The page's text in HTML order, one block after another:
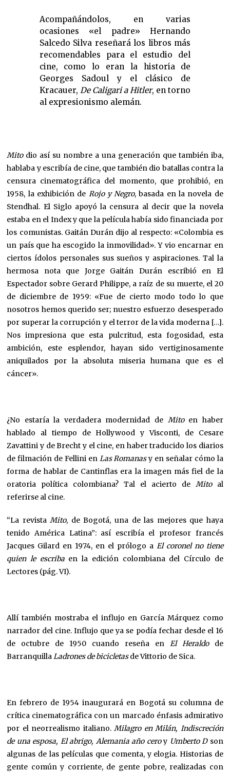
Acompañándolos, en varias
ocasiones «el padre» Hernando
Salcedo Silva reseñará los libros más
recomendables para el estudio del
cine, como lo eran la historia de
Georges Sadoul y el clásico de
Kracauer, De Caligari a Hitler, en torno
al expresionismo alemán.
Mitodio así su nombre a una generación que también iba,
hablaba y escribía de cine, que también dio batallas contra la
censura cinematográfica del momento, que prohibió, en
1958, la exhibición de Rojo y Negro, basada en la novela de
Stendhal. El Siglo apoyó la censura al decir que la novela
estaba en el Index y que la película había sido financiada por
los comunistas. Gaitán Durán dijo al respecto: «Colombia es
un país que ha escogido la inmovilidad». Y vio encarnar en
ciertos ídolos personales sus sueños y aspiraciones. Tal la
hermosa nota que Jorge Gaitán Durán escribió en El
Espectador sobre Gerard Philippe, a raíz de su muerte, el 20
de diciembre de 1959: «Fue de cierto modo todo lo que
nosotros hemos querido ser; nuestro esfuerzo desesperado
por superar la corrupción y el terror de la vida moderna […].
Nos impresiona que esta pulcritud, esta fogosidad, esta
ambición, este esplendor, hayan sido vertiginosamente
aniquilados por la absoluta miseria humana que es el
cáncer».
¿No estaría la verdadera modernidad de Mitoen haber
hablado al tiempo de Hollywood y Visconti, de Cesare
Zavattini y de Brecht y el cine, en haber traducido los diarios
de filmación de Fellini en Las Romanasy en señalar cómo la
forma de hablar de Cantinflas era la imagen más fiel de la
oratoria política colombiana? Tal el acierto de Mitoal
referirse al cine.
“La revistaMito, de Bogotá, una de las mejores que haya
tenido América Latina”: así escribía el profesor francés
Jacques Gilard en 1974, en el prólogo a El coronel no tiene
quien le escriba en la edición colombiana del Círculo de
Lectores (pág. VI).
Allí también mostraba el influjo en García Márquez como
narrador del cine. Influjo que ya se podía fechar desde el 16
de octubre de 1950 cuando reseña en El Heraldode
BarranquillaLadrones de bicicletasde Vittorio de Sica.
En febrero de 1954 inaugurará en Bogotá su columna de
crítica cinematográfica con un marcado énfasis admirativo
por el neorrealismo italiano.Milagro en Milán, Indiscreción
de una esposa, El abrigo, Alemania año ceroy Umberto Dson
algunas de las películas que comenta, y elogia. Historias de
gente común y corriente, de gente pobre, realizadas con